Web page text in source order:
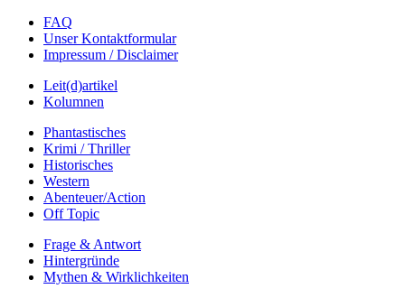
FAQ
Unser Kontaktformular
Impressum / Disclaimer
Leit(d)artikel
Kolumnen
Phantastisches
Krimi / Thriller
Historisches
Western
Abenteuer/Action
Off Topic
Frage & Antwort
Hintergründe
Mythen & Wirklichkeiten